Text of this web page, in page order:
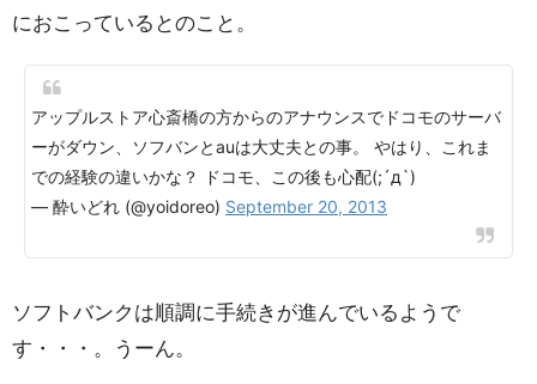
におこっているとのこと。
アップルストア心斎橋の方からのアナウンスでドコモのサーバ
ーがダウン、ソフバンとauは大丈夫との事。 やはり、これま
での経験の違いかな？ ドコモ、この後も心配(;´д`)
— 酔いどれ (@yoidoreo) September 20, 2013
ソフトバンクは順調に手続きが進んでいるようで
す・・・。うーん。